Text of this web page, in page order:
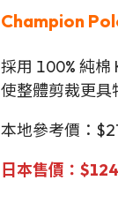
Champion
採用 100% 純
使整體剪裁更具
本地參考價：
日本售價：